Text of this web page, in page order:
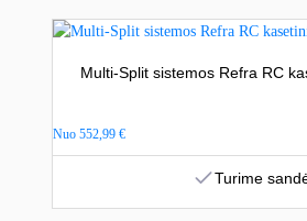
Multi-Split sistemos Refra RC
Nuo 552,99 €
Turime